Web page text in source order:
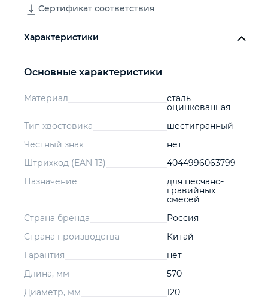
Сертификат соответствия
Характеристики
Основные характеристики
Материал
сталь
оцинкованная
Тип хвостовика
шестигранный
Честный знак
нет
Штрихкод (EAN-13)
4044996063799
Назначение
для песчано-
гравийных
смесей
Страна бренда
Россия
Страна производства
Китай
Гарантия
нет
Длина, мм
570
Диаметр, мм
120